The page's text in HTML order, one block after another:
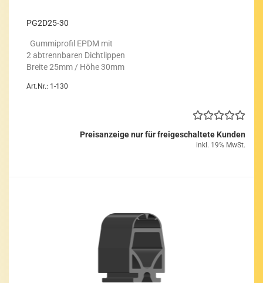
PG2D25-​​30
Gum­mi­pro­fil EPDM mit
2 ab­trenn­ba­ren Dicht­lip­pen
Brei­te 25mm / Höhe 30mm
Art.Nr.: 1-130
Preisanzeige nur für freigeschaltete Kunden
inkl. 19% MwSt.